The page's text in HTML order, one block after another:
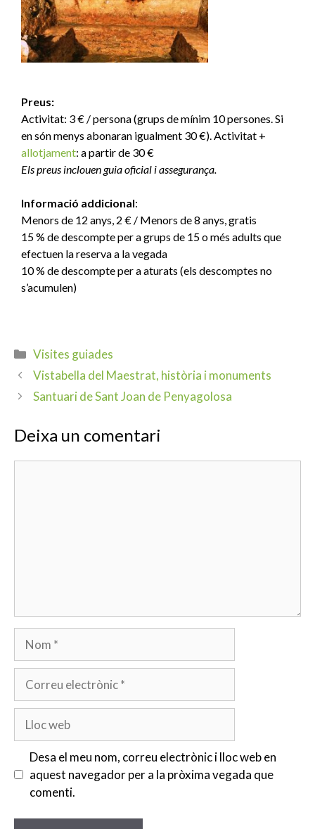
Preus:
Activitat: 3 € / persona (grups de mínim 10 persones. Si
en són menys abonaran igualment 30 €). Activitat +
allotjament: a partir de 30 €
Els preus inclouen guia oficial i assegurança.
Informació addicional:
Menors de 12 anys, 2 € / Menors de 8 anys, gratis
15 % de descompte per a grups de 15 o més adults que
efectuen la reserva a la vegada
10 % de descompte per a aturats (els descomptes no
s’acumulen)
Visites guiades
Vistabella del Maestrat, història i monuments
Santuari de Sant Joan de Penyagolosa
Deixa un comentari
Desa el meu nom, correu electrònic i lloc web en
aquest navegador per a la pròxima vegada que
comenti.